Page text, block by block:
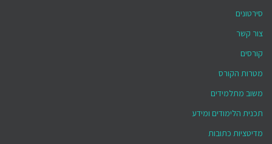
סירטונים
צור קשר
קורסים
מטרות הקורס
משוב מתלמידים
תכנית הלימודים ומידע
מדיטציות כתובות